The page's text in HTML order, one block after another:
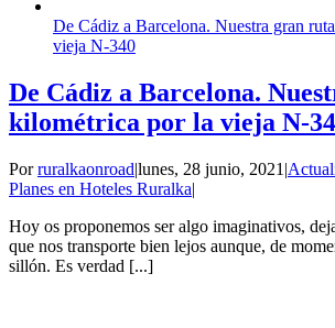
De Cádiz a Barcelona. Nuestra gran
vieja N-340
De Cádiz a Barcelona.
kilométrica por la vieja N-
Porruralkaonroad|lunes, 28 junio, 2021 |
Planes en Hoteles Ruralka|
Hoy os proponemos ser algo imaginativos,
que nos transporte bien lejos aunque, de
sillón. Es verdad [...]